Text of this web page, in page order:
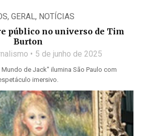
, GERAL, NOTÍCIAS
público no universo de Tim
Burton
5 de junho de 2025
de Jack" ilumina São Paulo com
imersivo.